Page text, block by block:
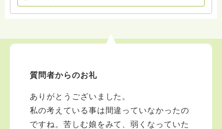
礼」は必ず拝読していますが、それに対して回答の追記
は原則しないことにしています。ご了承ください。 ・
質問者からのお礼
ありがとうございました。
私の考えている事は間違っていなかったの
ですね。苦しむ娘をみて、弱くなっていた